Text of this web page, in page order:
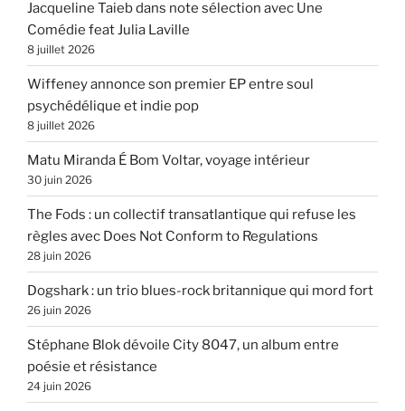
Jacqueline Taieb dans note sélection avec Une
Comédie feat Julia Laville
8 juillet 2026
Wiffeney annonce son premier EP entre soul
psychédélique et indie pop
8 juillet 2026
Matu Miranda É Bom Voltar, voyage intérieur
30 juin 2026
The Fods : un collectif transatlantique qui refuse les
règles avec Does Not Conform to Regulations
28 juin 2026
Dogshark : un trio blues-rock britannique qui mord fort
26 juin 2026
Stéphane Blok dévoile City 8047, un album entre
poésie et résistance
24 juin 2026